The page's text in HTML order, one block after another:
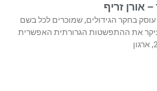
אורן זריף
בחקר הגידולים, שמוכרים לכל בשם
את ההתפשטות הגרורתית האפשרית